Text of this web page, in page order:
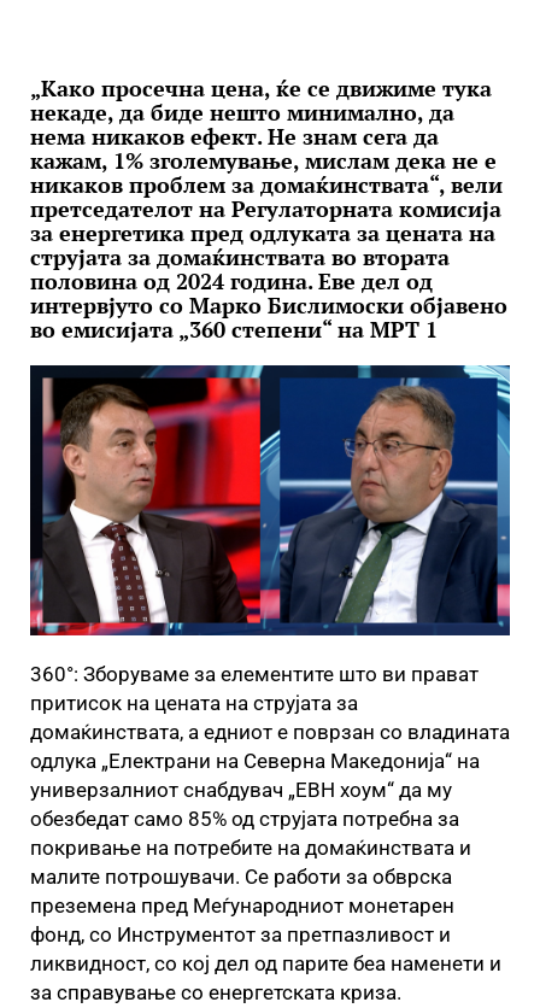
„Како просечна цена, ќе се движиме тука
некаде, да биде нешто минимално, да
нема никаков ефект. Не знам сега да
кажам, 1% зголемување, мислам дека не е
никаков проблем за домаќинствата“, вели
претседателот на Регулаторната комисија
за енергетика пред одлуката за цената на
струјата за домаќинствата во втората
половина од 2024 година. Еве дел од
интервјуто со Марко Бислимоски објавено
во емисијата „360 степени“ на МРТ 1
360°: Зборуваме за елементите што ви прават
притисок на цената на струјата за
домаќинствата, а едниот е поврзан со владината
одлука „Електрани на Северна Македонија“ на
универзалниот снабдувач „ЕВН хоум“ да му
обезбедат само 85% од струјата потребна за
покривање на потребите на домаќинствата и
малите потрошувачи. Се работи за обврска
преземена пред Меѓународниот монетарен
фонд, со Инструментот за претпазливост и
ликвидност, со кој дел од парите беа наменети и
за справување со енергетската криза.